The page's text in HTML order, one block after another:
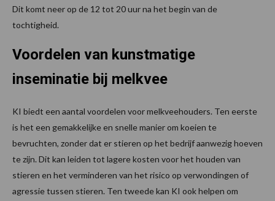
Dit komt neer op de 12 tot 20 uur na het begin van de
tochtigheid.
Voordelen van kunstmatige
inseminatie bij melkvee
KI biedt een aantal voordelen voor melkveehouders. Ten eerste
is het een gemakkelijke en snelle manier om koeien te
bevruchten, zonder dat er stieren op het bedrijf aanwezig hoeven
te zijn. Dit kan leiden tot lagere kosten voor het houden van
stieren en het verminderen van het risico op verwondingen of
agressie tussen stieren. Ten tweede kan KI ook helpen om